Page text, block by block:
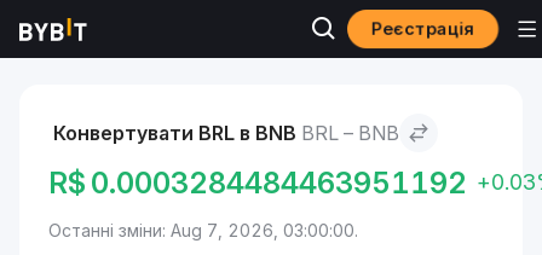
Реєстрація
Ринки BRL to BNB
Конвертувати BRL в BNB BRL – BNB
R$ 0.0003284484463951192
Останні зміни: Aug 7, 2026, 03:00:00.